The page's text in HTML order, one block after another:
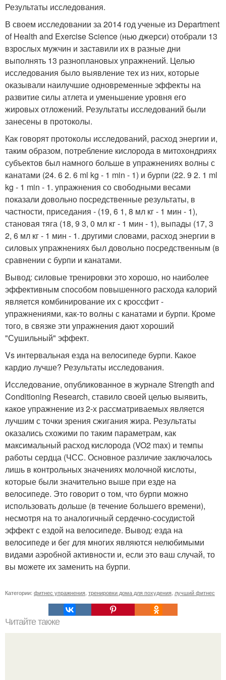
Результаты исследования.
В своем исследовании за 2014 год ученые из Department
of Health and Exercise Science (нью джерси) отобрали 13
взрослых мужчин и заставили их в разные дни
выполнять 13 разноплановых упражнений. Целью
исследования было выявление тех из них, которые
оказывали наилучшие одновременные эффекты на
развитие силы атлета и уменьшение уровня его
жировых отложений. Результаты исследований были
занесены в протоколы.
Как говорят протоколы исследований, расход энергии и,
таким образом, потребление кислорода в митохондриях
субъектов был намного больше в упражнениях волны с
канатами (24. 6 2. 6 ml kg - 1 min - 1) и бурпи (22. 9 2. 1 ml
kg - 1 min - 1. упражнения со свободными весами
показали довольно посредственные результаты, в
частности, приседания - (19, 6 1, 8 мл кг - 1 мин - 1),
становая тяга (18, 9 3, 0 мл кг - 1 мин - 1), выпады (17, 3
2, 6 мл кг - 1 мин - 1. другими словами, расход энергии в
силовых упражнениях был довольно посредственным (в
сравнении с бурпи и канатами.
Вывод: силовые тренировки это хорошо, но наиболее
эффективным способом повышенного расхода калорий
является комбинирование их с кроссфит -
упражнениями, как-то волны с канатами и бурпи. Кроме
того, в связке эти упражнения дают хороший
"Сушильный" эффект.
Vs интервальная езда на велосипеде бурпи. Какое
кардио лучше? Результаты исследования.
Исследование, опубликованное в журнале Strength and
Conditioning Research, ставило своей целью выявить,
какое упражнение из 2-х рассматриваемых является
лучшим с точки зрения сжигания жира. Результаты
оказались схожими по таким параметрам, как
максимальный расход кислорода (VO2 max) и темпы
работы сердца (ЧСС. Основное различие заключалось
лишь в контрольных значениях молочной кислоты,
которые были значительно выше при езде на
велосипеде. Это говорит о том, что бурпи можно
использовать дольше (в течение большего времени),
несмотря на то аналогичный сердечно-сосудистой
эффект с ездой на велосипеде. Вывод: езда на
велосипеде и бег для многих являются нелюбимыми
видами аэробной активности и, если это ваш случай, то
вы можете их заменить на бурпи.
Категории: фитнес упражнения, тренировки дома для похудения, лучший фитнес
Читайте также